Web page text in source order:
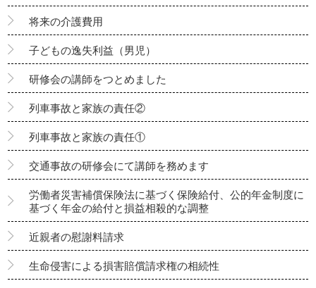
将来の介護費用
子どもの逸失利益（男児）
研修会の講師をつとめました
列車事故と家族の責任②
列車事故と家族の責任①
交通事故の研修会にて講師を務めます
労働者災害補償保険法に基づく保険給付、公的年金制度に
基づく年金の給付と損益相殺的な調整
近親者の慰謝料請求
生命侵害による損害賠償請求権の相続性